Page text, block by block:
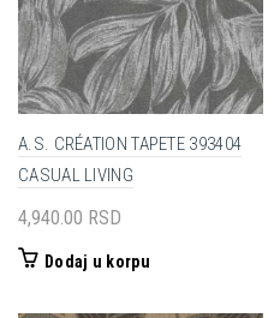
A.S. CRÉATION TAPETE 393404
CASUAL LIVING
4,940.00 RSD
Dodaj u korpu